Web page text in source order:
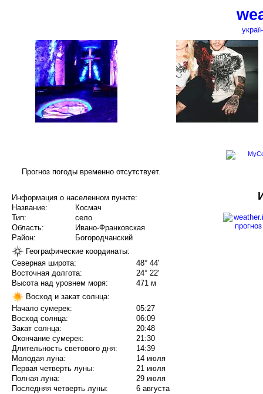
Прогноз погоды временно отсутствует.
Информация о населенном пункте:
Название:
Космач
Тип:
село
Область:
Ивано-Франковская
Район:
Богородчанский
Географические координаты:
Северная широта:
48° 44'
Восточная долгота:
24° 22'
Высота над уровнем моря:
471 м
Восход и закат солнца:
Начало сумерек:
05:27
Восход солнца:
06:09
Закат солнца:
20:48
Окончание сумерек:
21:30
Длительность светового дня:
14:39
Молодая луна:
14 июля
Первая четверть луны:
21 июля
Полная луна:
29 июля
Последняя четверть луны:
6 августа